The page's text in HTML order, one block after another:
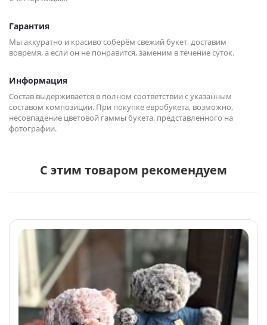
Гарантия
Мы аккуратно и красиво соберём свежий букет, доставим
вовремя, а если он не понравится, заменим в течение суток.
Информация
Состав выдерживается в полном соответствии с указанным
составом композиции. При покупке евробукета, возможно,
несовпадение цветовой гаммы букета, представленного на
фотографии.
С этим товаром рекомендуем